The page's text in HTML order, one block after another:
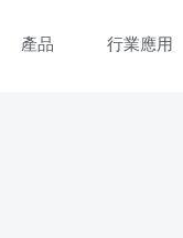
產品 行業應用